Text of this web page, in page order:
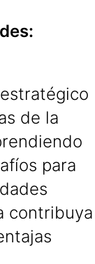
de la
para
contribuya